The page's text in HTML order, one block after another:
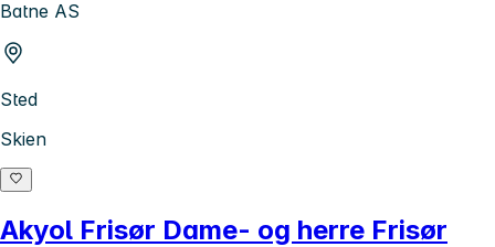
Batne AS
Sted
Skien
Akyol Frisør Dame- og herre Frisør